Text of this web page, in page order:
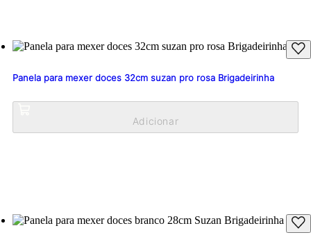
Panela para mexer doces 32cm suzan pro rosa Brigadeirinha